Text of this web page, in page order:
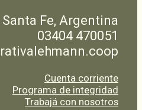
Fe, Argentina
03404 470051
Cuenta corriente
Programa de integridad
Trabajá con nosotros